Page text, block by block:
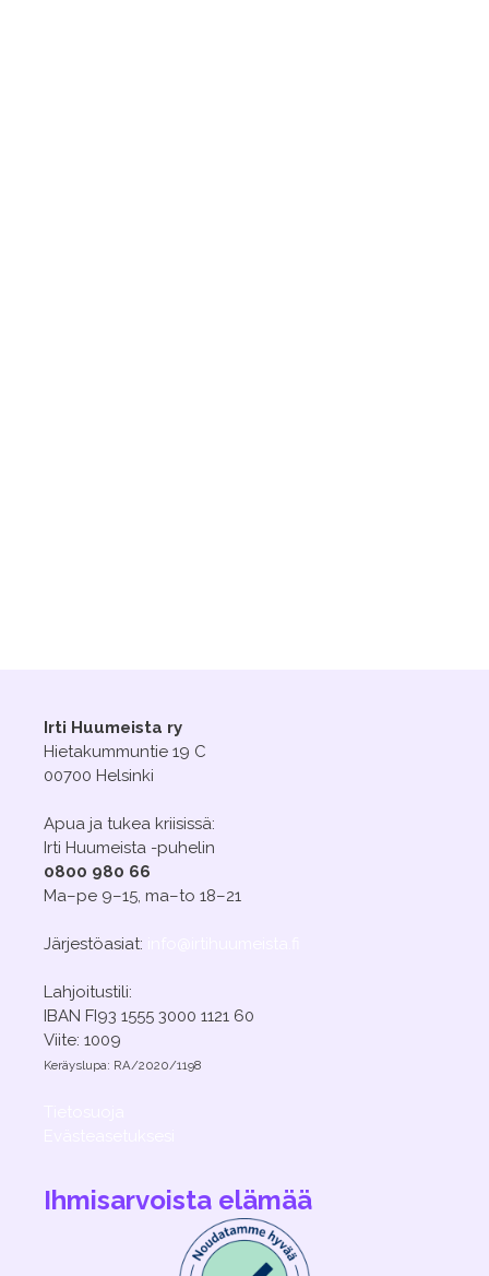
Irti Huumeista ry
Hietakummuntie 19 C
00700 Helsinki
Apua ja tukea kriisissä:
Irti Huumeista -puhelin
0800 980 66
Ma–pe 9–15, ma–to 18–21
Järjestöasiat:
Lahjoitustili:
IBAN FI93 1555 3000 1121 60
Viite: 1009
Keräyslupa: RA/2020/1198
Ihmisarvoista elämää